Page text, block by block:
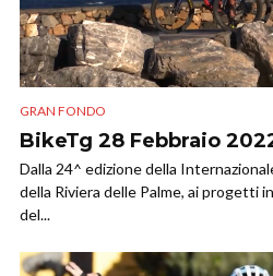
GRAN FONDO
BikeTg 28 Febbraio
Dalla 24^ edizione della
della Riviera delle Palme, ai progetti
del...